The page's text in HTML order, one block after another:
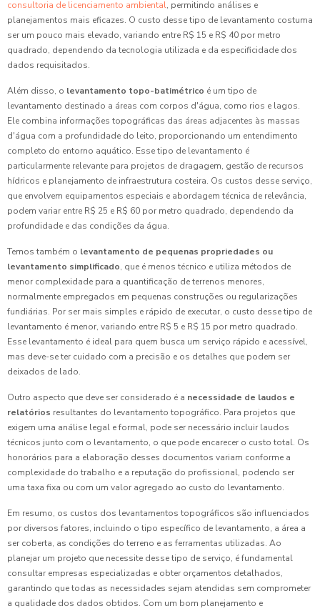
consultoria de licenciamento ambiental, permitindo análises e
planejamentos mais eficazes. O custo desse tipo de levantamento costuma
ser um pouco mais elevado, variando entre R$ 15 e R$ 40 por metro
quadrado, dependendo da tecnologia utilizada e da especificidade dos
dados requisitados.
Além disso, o levantamento topo-batimétrico é um tipo de
levantamento destinado a áreas com corpos d'água, como rios e lagos.
Ele combina informações topográficas das áreas adjacentes às massas
d'água com a profundidade do leito, proporcionando um entendimento
completo do entorno aquático. Esse tipo de levantamento é
particularmente relevante para projetos de dragagem, gestão de recursos
hídricos e planejamento de infraestrutura costeira. Os custos desse serviço,
que envolvem equipamentos especiais e abordagem técnica de relevância,
podem variar entre R$ 25 e R$ 60 por metro quadrado, dependendo da
profundidade e das condições da água.
Temos também o levantamento de pequenas propriedades ou
levantamento simplificado, que é menos técnico e utiliza métodos de
menor complexidade para a quantificação de terrenos menores,
normalmente empregados em pequenas construções ou regularizações
fundiárias. Por ser mais simples e rápido de executar, o custo desse tipo de
levantamento é menor, variando entre R$ 5 e R$ 15 por metro quadrado.
Esse levantamento é ideal para quem busca um serviço rápido e acessível,
mas deve-se ter cuidado com a precisão e os detalhes que podem ser
deixados de lado.
Outro aspecto que deve ser considerado é a necessidade de laudos e
relatórios resultantes do levantamento topográfico. Para projetos que
exigem uma análise legal e formal, pode ser necessário incluir laudos
técnicos junto com o levantamento, o que pode encarecer o custo total. Os
honorários para a elaboração desses documentos variam conforme a
complexidade do trabalho e a reputação do profissional, podendo ser
uma taxa fixa ou com um valor agregado ao custo do levantamento.
Em resumo, os custos dos levantamentos topográficos são influenciados
por diversos fatores, incluindo o tipo específico de levantamento, a área a
ser coberta, as condições do terreno e as ferramentas utilizadas. Ao
planejar um projeto que necessite desse tipo de serviço, é fundamental
consultar empresas especializadas e obter orçamentos detalhados,
garantindo que todas as necessidades sejam atendidas sem comprometer
a qualidade dos dados obtidos. Com um bom planejamento e